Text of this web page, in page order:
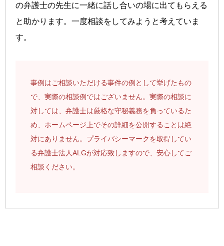
の弁護士の先生に一緒に話し合いの場に出てもらえる
と助かります。一度相談をしてみようと考えていま
す。
事例はご相談いただける事件の例として挙げたもの
で、実際の相談例ではございません。実際の相談に
対しては、弁護士は厳格な守秘義務を負っているた
め、ホームページ上でその詳細を公開することは絶
対にありません。プライバシーマークを取得してい
る弁護士法人ALGが対応致しますので、安心してご
相談ください。